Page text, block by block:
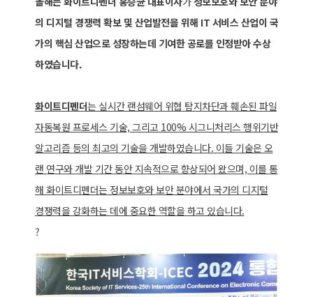
의 디지털 경쟁력 확보 및 산업발전을 위해 IT 서비스 산업이 국
가의 핵심 산업으로 성장하는데 기여한 공로를 인정받아 수상
하였습니다.
화이트디펜더는 실시간 랜섬웨어 위협 탐지차단과 훼손된 파일
자동복원 프로세스 기술, 그리고 100% 시그니처리스 행위기반
알고리즘 등의 최고의 기술을 개발하였습니다. 이들 기술은 오
랜 연구와 개발 기간 동안 지속적으로 향상되어 왔으며, 이를 통
해 화이트디펜더는 정보보호와 보안 분야에서 국가의 디지털
경쟁력을 강화하는 데에 중요한 역할을 하고 있습니다.
?